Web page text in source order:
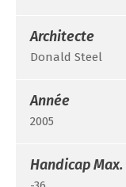
Architecte
Donald Steel
Année
2005
Handicap Max.